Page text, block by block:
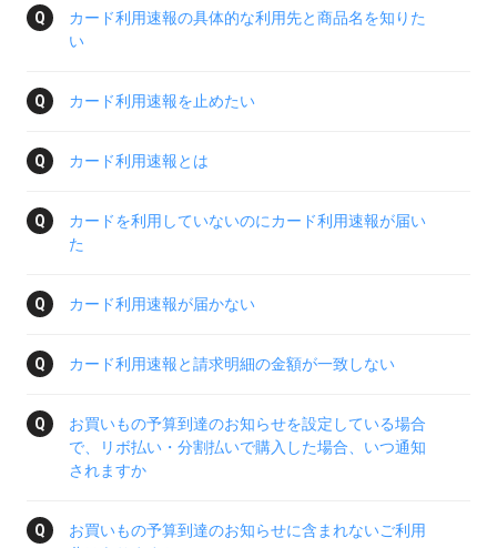
カード利用速報の具体的な利用先と商品名を知りた
い
カード利用速報を止めたい
カード利用速報とは
カードを利用していないのにカード利用速報が届い
た
カード利用速報が届かない
カード利用速報と請求明細の金額が一致しない
お買いもの予算到達のお知らせを設定している場合
で、リボ払い・分割払いで購入した場合、いつ通知
されますか
お買いもの予算到達のお知らせに含まれないご利用